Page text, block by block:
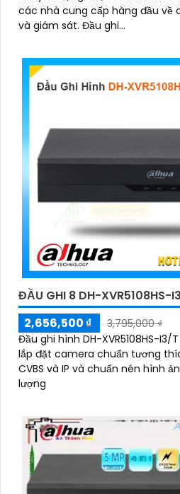
các nhà cung cấp hàng đầu về
và giám sát. Đầu ghi...
ĐẦU GHI 8 DH-XVR5108HS-
2,656,500 ₫
3,795,000 ₫
Đầu ghi hình DH-XVR5108HS-
lắp đặt camera chuẩn tương
CVBS và IP và chuẩn nén hình
lượng